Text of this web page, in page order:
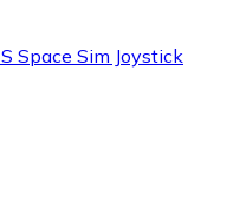
Space Sim Joystick